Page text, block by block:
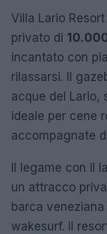
Villa Lario
privato di
incantato con
rilassarsi. Il
acque del Lario,
ideale per cene
accompagnate
Il legame con il
un attracco
barca
wakesurf. Il